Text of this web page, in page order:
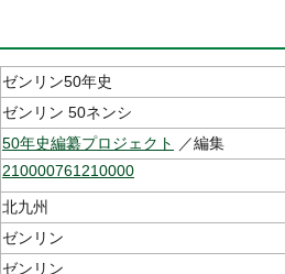
ゼンリン50年史
ゼンリン 50ネンシ
50年史編纂プロジェクト
／編集
210000761210000
北九州
ゼンリン
ゼンリン